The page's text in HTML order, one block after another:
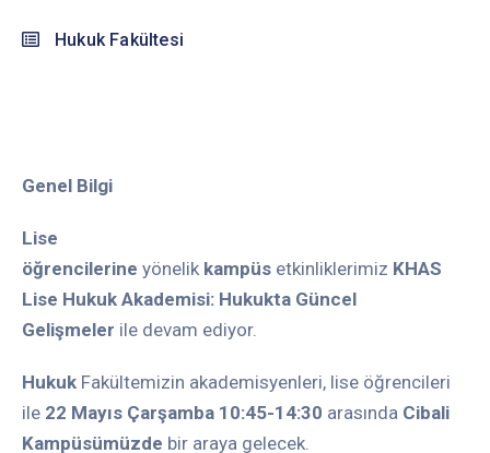
Hukuk Fakültesi
Genel Bilgi
Lise
öğrencilerine yönelik kampüs etkinliklerimiz KHAS
Lise Hukuk Akademisi: Hukukta Güncel
Gelişmeler ile devam ediyor.
Hukuk Fakültemizin akademisyenleri, lise öğrencileri
ile 22 Mayıs Çarşamba 10:45-14:30 arasında Cibali
Kampüsümüzde bir araya gelecek.